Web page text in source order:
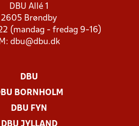
DBU Allé 1
2605 Brøndby
(mandag - fredag 9-16)
M: dbu@dbu.dk
DBU
BORNHOLM
DBU FYN